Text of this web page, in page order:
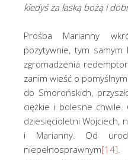
kiedyś za łaską bożą i
Prośba Marianny
pozytywnie, tym samym
zgromadzenia
zanim wieść o
do Smorońskich,
ciężkie i bolesne
dziesięcioletni Wojciech,
i Marianny. Od
niepełnosprawnym[14]